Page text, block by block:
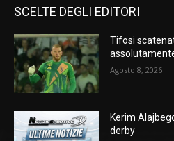
SCELTE DEGLI EDITORI
Tifosi
Agosto 8, 2026
Kerim
derby